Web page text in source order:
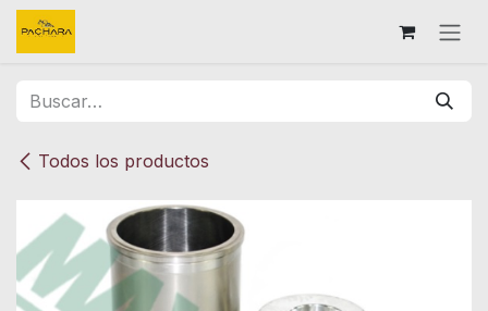
Ir al contenido
Todos los productos